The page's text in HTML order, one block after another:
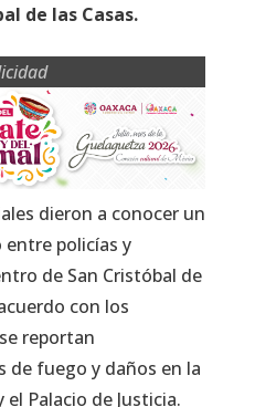
de las Casas.
dieron a conocer un
policías y
de San Cristóbal de
con los
reportan
de fuego y daños en la
Palacio de Justicia.